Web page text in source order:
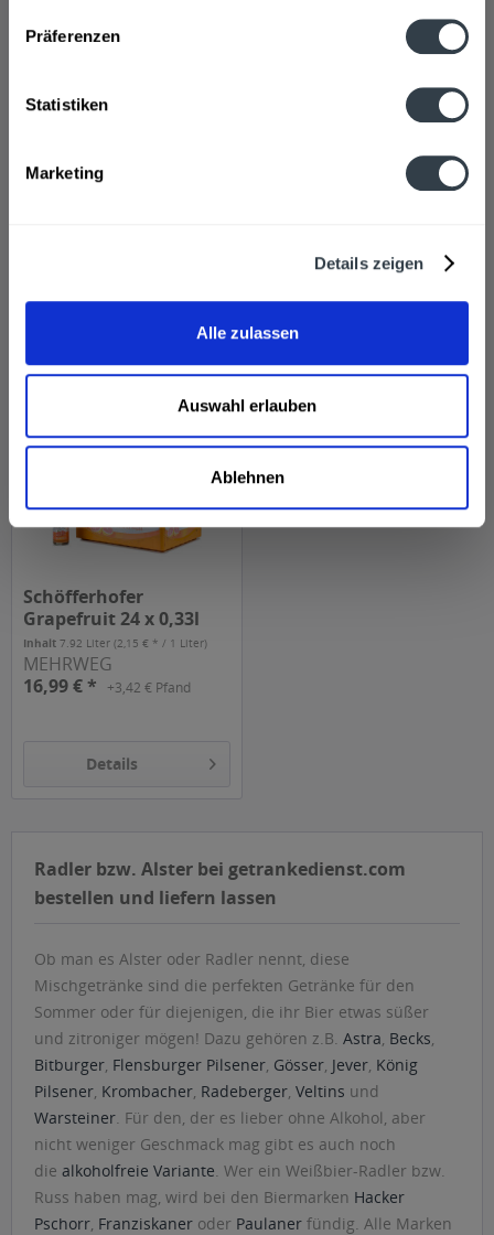
Präferenzen
Statistiken
Marketing
Details zeigen
Alle zulassen
Auswahl erlauben
Ablehnen
Veltins V+ Energy 24 x
MEHRWEG
Schöfferhofer
Grapefruit 24 x 0,33l
Inhalt7.92 Liter(2,15 € * / 1 Liter)
MEHRWEG
16,99 € *
+3,42 € Pfand
Details
Radler bzw. Alster bei getrankedienst.com
bestellen und liefern lassen
Ob man es Alster oder Radler nennt, diese
Mischgetränke sind die perfekten Getränke für den
Sommer oder für diejenigen, die ihr Bier etwas süßer
und zitroniger mögen! Dazu gehören z.B. Astra Becks
Bitburger Flensburger Pilsener Gösser Jever König
Pilsener Krombacher Radeberger Veltins und
Warsteiner . Für den, der es lieber ohne Alkohol, aber
nicht weniger Geschmack mag gibt es auch noch
die alkoholfreie Variante . Wer ein Weißbier-Radler bzw.
Russ haben mag, wird bei den Biermarken Hacker
Pschorr Franziskaner oder Paulaner fündig. Alle Marken